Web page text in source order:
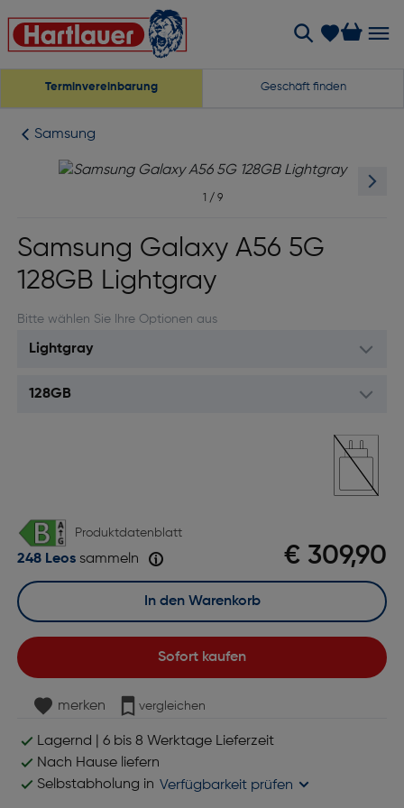
Terminvereinbarung Geschäft finden
Samsung
1 / 9
Samsung Galaxy A56 5G
128GB Lightgray
Bitte wählen Sie Ihre Optionen aus
€ 309,90
Produktdatenblatt
248 Leossammeln
Sofort kaufen
In den Warenkorb
merken vergleichen
Lagernd | 6 bis 8 Werktage Lieferzeit
Nach Hause liefern
Selbstabholung in Verfügbarkeit prüfen